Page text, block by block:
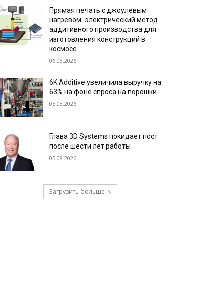
Прямая печать с джоулевым
нагревом: электрический метод
аддитивного производства для
изготовления конструкций в
космосе
06.08.2026
6K Additive увеличила выручку на
63% на фоне спроса на порошки
05.08.2026
Глава 3D Systems покидает пост
после шести лет работы
05.08.2026
Загрузить больше